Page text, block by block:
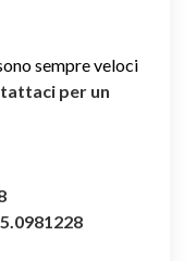
sempre veloci
per un